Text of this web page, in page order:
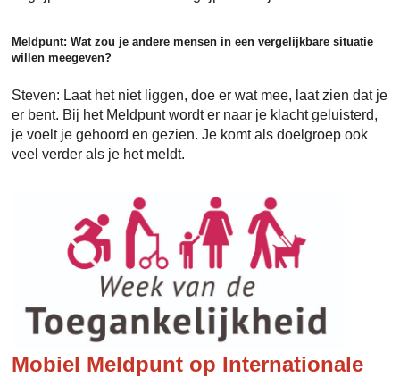
Meldpunt: Wat zou je andere mensen in een vergelijkbare situatie
willen meegeven?
Steven: Laat het niet liggen, doe er wat mee, laat zien dat je
er bent. Bij het Meldpunt wordt er naar je klacht geluisterd,
je voelt je gehoord en gezien. Je komt als doelgroep ook
veel verder als je het meldt.
Mobiel Meldpunt op Internationale